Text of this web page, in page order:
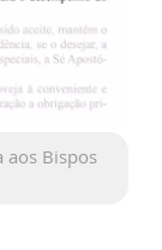
aos Bispos